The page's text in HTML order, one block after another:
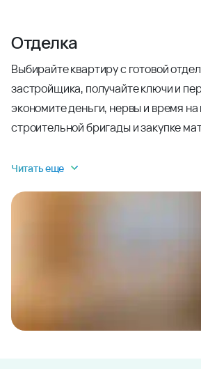
Отделка
Выбирайте квартиру с готовой
застройщика, получайте ключи и
экономите деньги, нервы и время на
строительной бригады и закупке
Читать еще